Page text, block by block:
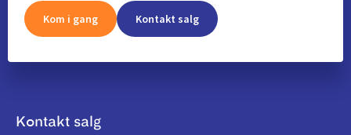
Kom i gang Kontakt salg
Kontakt salg